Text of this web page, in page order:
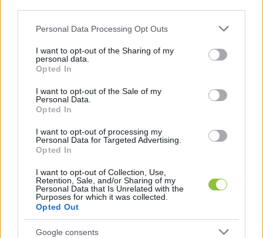
Please note that this website/app uses one or more Google
not limited to your visit or usage behaviour. You may click to
grant or deny consent to Google and its third-party tags to
use your data for below specified purposes in below Google
consent section.
Personal Data Processing Opt Outs
I want to opt-out of the Sharing of my
personal data.
Opted In
I want to opt-out of the Sale of my
Personal Data.
Opted In
I want to opt-out of processing my
Personal Data for Targeted Advertising.
Opted In
I want to opt-out of Collection, Use,
Retention, Sale, and/or Sharing of my
Personal Data that Is Unrelated with the
Purposes for which it was collected.
Opted Out
Google consents
hagyják futni az állatkínzókat.
Az állatvédők elmondták, hogy ez a kirívó eset
hatóságok nem veszik komolyan az állatkínzási
eseteket, ezért hiába lett ez súlyos
bűncselekmény, ha a gyakorlatban a
legkegyetlenebb állatkínzókat is futni hagyják.